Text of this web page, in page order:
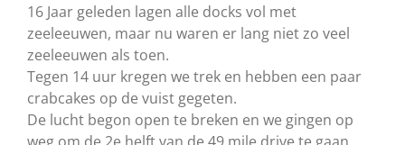
16 Jaar geleden lagen alle docks vol met
zeeleeuwen, maar nu waren er lang niet zo veel
zeeleeuwen als toen.
Tegen 14 uur kregen we trek en hebben een paar
crabcakes op de vuist gegeten.
De lucht begon open te breken en we gingen op